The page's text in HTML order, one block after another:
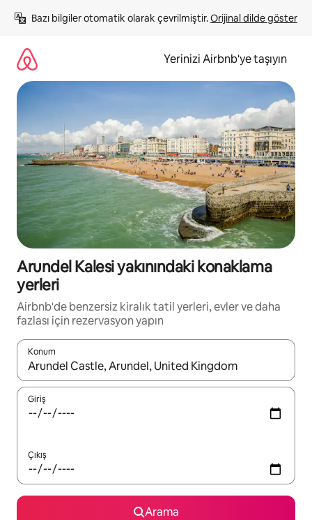
atla
Bazı bilgiler otomatik olarak çevrilmiştir. Orijinal dilde göster
Yerinizi Airbnb'ye taşıyın
Arundel Kalesi yakınındaki konaklama
yerleri
Airbnb'de benzersiz kiralık tatil yerleri, evler ve daha
fazlası için rezervasyon yapın
Konum
Sonuçlar kullanılabilir olduğunda yukarı ve aşağı oklarıyla
Giriş
Çıkış
Arama